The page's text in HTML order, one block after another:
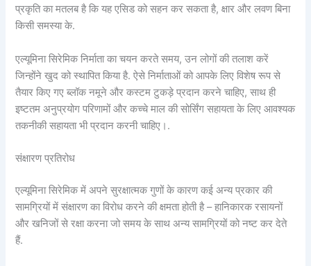
प्रकृति का मतलब है कि यह एसिड को सहन कर सकता है, क्षार और लवण बिना
किसी समस्या के.
एल्यूमिना सिरेमिक निर्माता का चयन करते समय, उन लोगों की तलाश करें
जिन्होंने खुद को स्थापित किया है. ऐसे निर्माताओं को आपके लिए विशेष रूप से
तैयार किए गए ब्लॉक नमूने और कस्टम टुकड़े प्रदान करने चाहिए, साथ ही
इष्टतम अनुप्रयोग परिणामों और कच्चे माल की सोर्सिंग सहायता के लिए आवश्यक
तकनीकी सहायता भी प्रदान करनी चाहिए।.
संक्षारण प्रतिरोध
एल्यूमिना सिरेमिक में अपने सुरक्षात्मक गुणों के कारण कई अन्य प्रकार की
सामग्रियों में संक्षारण का विरोध करने की क्षमता होती है – हानिकारक रसायनों
और खनिजों से रक्षा करना जो समय के साथ अन्य सामग्रियों को नष्ट कर देते
हैं.